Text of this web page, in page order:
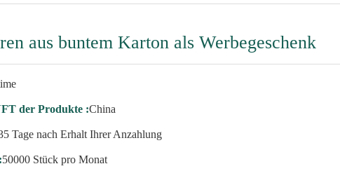
aus buntem Karton als Werbegeschenk
der Produkte :China
Tage nach Erhalt Ihrer Anzahlung
50000 Stück pro Monat